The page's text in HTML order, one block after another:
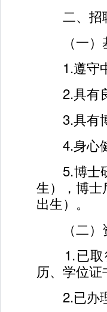
二、招
（一）
1.遵守中
2.具有良
3.具有博
4.身心健
5.博士研
生），博
出生）。
（二）
1.已取
历、学位证
2.已办理